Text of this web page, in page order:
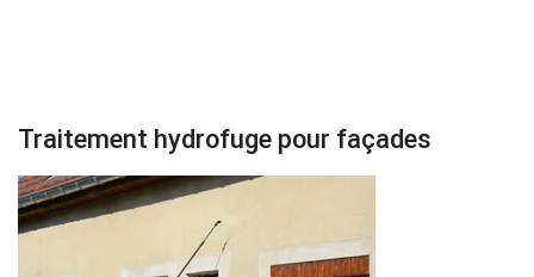
Traitement hydrofuge pour façades